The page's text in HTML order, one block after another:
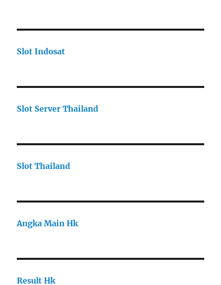
Slot Indosat
Slot Server Thailand
Slot Thailand
Angka Main Hk
Result Hk